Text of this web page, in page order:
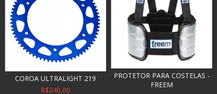
COROA ULTRALIGHT 219
R$240,00
PROTETOR PARA COSTELAS -
FREEM